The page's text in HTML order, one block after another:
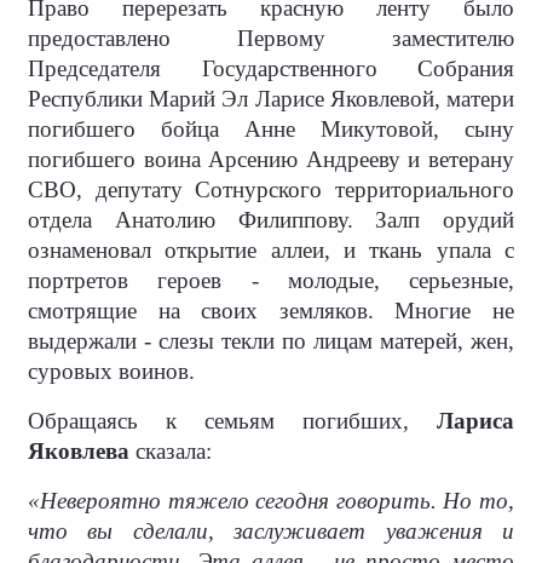
Право перерезать красную ленту было
предоставлено Первому заместителю
Председателя Государственного Собрания
Республики Марий Эл Ларисе Яковлевой, матери
погибшего бойца Анне Микутовой, сыну
погибшего воина Арсению Андрееву и ветерану
СВО, депутату Сотнурского территориального
отдела Анатолию Филиппову. Залп орудий
ознаменовал открытие аллеи, и ткань упала с
портретов героев - молодые, серьезные,
смотрящие на своих земляков. Многие не
выдержали - слезы текли по лицам матерей, жен,
суровых воинов.
Обращаясь к семьям погибших, Лариса
Яковлева сказала:
«Невероятно тяжело сегодня говорить. Но то,
что вы сделали, заслуживает уважения и